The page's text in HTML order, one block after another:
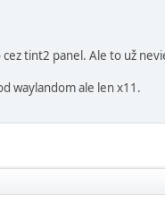
tint2 panel. Ale to už
waylandom ale len x11.